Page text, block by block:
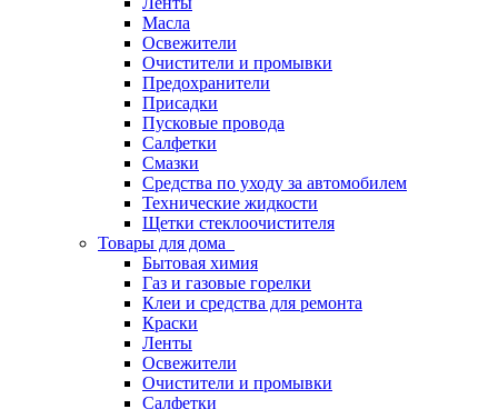
Масла
Освежители
Очистители и промывки
Предохранители
Присадки
Пусковые провода
Салфетки
Смазки
Средства по уходу за автомобилем
Технические жидкости
Щетки стеклоочистителя
Товары для дома
Бытовая химия
Газ и газовые горелки
Клеи и средства для ремонта
Краски
Ленты
Освежители
Очистители и промывки
Салфетки